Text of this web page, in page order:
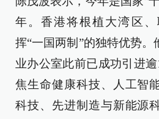
年。香港将根植大湾区
挥“一国两制”的独特优势
业办公室此前已成功引进
焦生命健康科技、人工智
科技、先进制造与新能源